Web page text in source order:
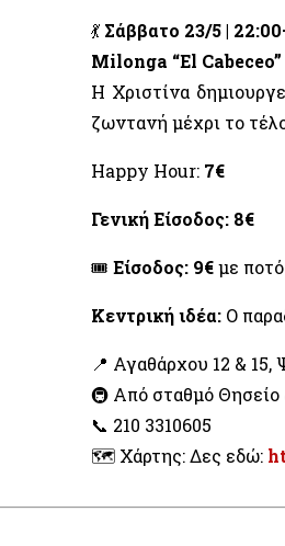
💃 Σάββατο 23/5 |
Milonga “El
Η Χριστίνα
ζωντανή μέχρι το
Happy Hour: 7€
Γενική Είσοδος: 8€
🎟 Είσοδος: 9€με ποτό
Κεντρική ιδέα:Ο
📍 Αγαθάρχου 12 & 15,
🚇 Από σταθμό
📞 210 3310605
🗺️ Χάρτης: Δες εδώ: